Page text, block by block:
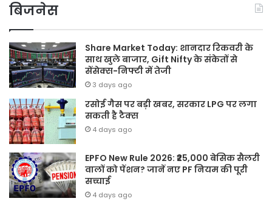
बिजनेस
Share Market Today: शानदार रिकवरी के
साथ खुले बाजार, Gift Nifty के संकेतों से
सेंसेक्स-निफ्टी में तेजी
3 days ago
रसोई गैस पर बड़ी खबर, सरकार LPG पर लगा
सकती है टैक्स
4 days ago
EPFO New Rule 2026: ₹25,000 बेसिक सैलरी
वालों को पेंशन? जानें नए PF नियम की पूरी
सच्चाई
4 days ago